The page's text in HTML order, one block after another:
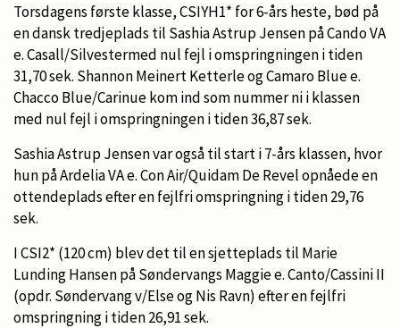
Torsdagens første klasse, CSIYH1* for 6-års heste, bød på
en dansk tredjeplads til Sashia Astrup Jensen på Cando VA
e. Casall/Silvestermed nul fejl i omspringningen i tiden
31,70 sek. Shannon Meinert Ketterle og Camaro Blue e.
Chacco Blue/Carinue kom ind som nummer ni i klassen
med nul fejl i omspringningen i tiden 36,87 sek.
Sashia Astrup Jensen var også til start i 7-års klassen, hvor
hun på Ardelia VA e. Con Air/Quidam De Revel opnåede en
ottendeplads efter en fejlfri omspringning i tiden 29,76
sek.
I CSI2* (120 cm) blev det til en sjetteplads til Marie
Lunding Hansen på Søndervangs Maggie e. Canto/Cassini II
(opdr. Søndervang v/Else og Nis Ravn) efter en fejlfri
omspringning i tiden 26,91 sek.